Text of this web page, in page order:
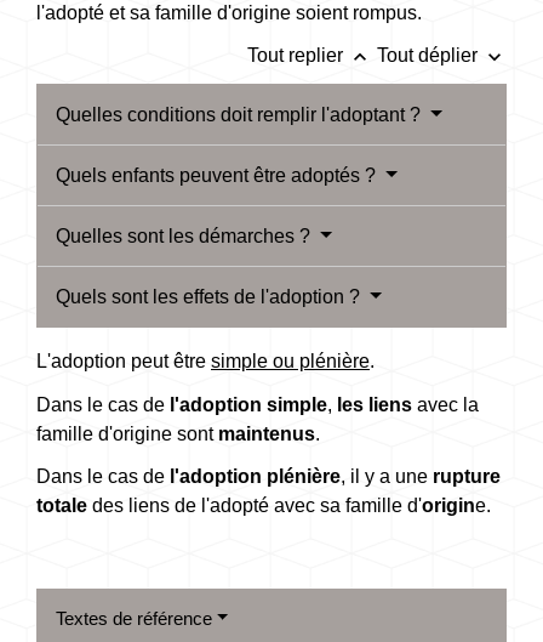
l'adopté et sa famille d'origine soient rompus.
Tout replier keyboard_arrow_up Tout déplier keyboard_arrow_down
Quelles conditions doit remplir l'adoptant ?
Quels enfants peuvent être adoptés ?
Quelles sont les démarches ?
Quels sont les effets de l'adoption ?
L'adoption peut être simple ou plénière.
Dans le cas de l'adoption simple, les liens avec la
famille d'origine sont maintenus.
Dans le cas de l'adoption plénière, il y a une rupture
totale des liens de l'adopté avec sa famille d'origine.
Textes de référence